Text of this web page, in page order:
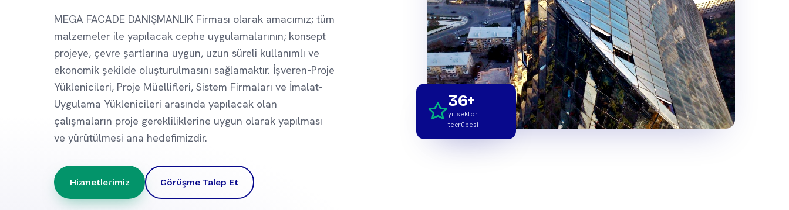
MEGA FACADE DANIŞMANLIK Firması olarak amacımız; tüm
malzemeler ile yapılacak cephe uygulamalarının; konsept
projeye, çevre şartlarına uygun, uzun süreli kullanımlı ve
ekonomik şekilde oluşturulmasını sağlamaktır. İşveren-Proje
Yüklenicileri, Proje Müellifleri, Sistem Firmaları ve İmalat-
Uygulama Yüklenicileri arasında yapılacak olan
çalışmaların proje gerekliliklerine uygun olarak yapılması
ve yürütülmesi ana hedefimizdir.
Hizmetlerimiz Görüşme Talep Et
36+
yıl sektör
tecrübesi